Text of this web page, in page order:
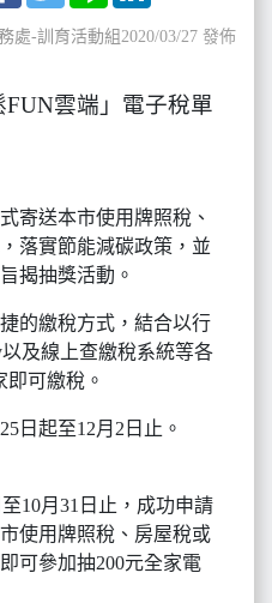
處-訓育活動組2020/03/27 發佈
雲端」電子稅單
寄送本市使用牌照稅、
落實節能減碳政策，並
揭抽獎活動。
的繳稅方式，結合以行
及線上查繳稅系統等各
可繳稅。
日起至12月2日止。
10月31日止，成功申請
使用牌照稅、房屋稅或
可參加抽200元全家電